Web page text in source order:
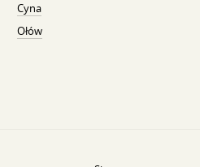
Cyna
Ołów